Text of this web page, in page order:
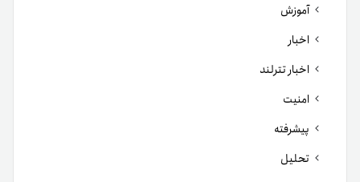
آموزش
اخبار
اخبار تترلند
امنیت
پیشرفته
تحلیل